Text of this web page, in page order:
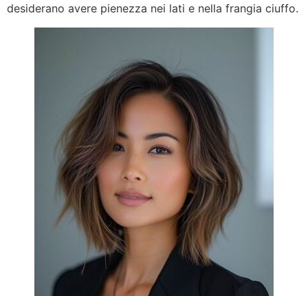
desiderano avere pienezza nei lati e nella frangia ciuffo.